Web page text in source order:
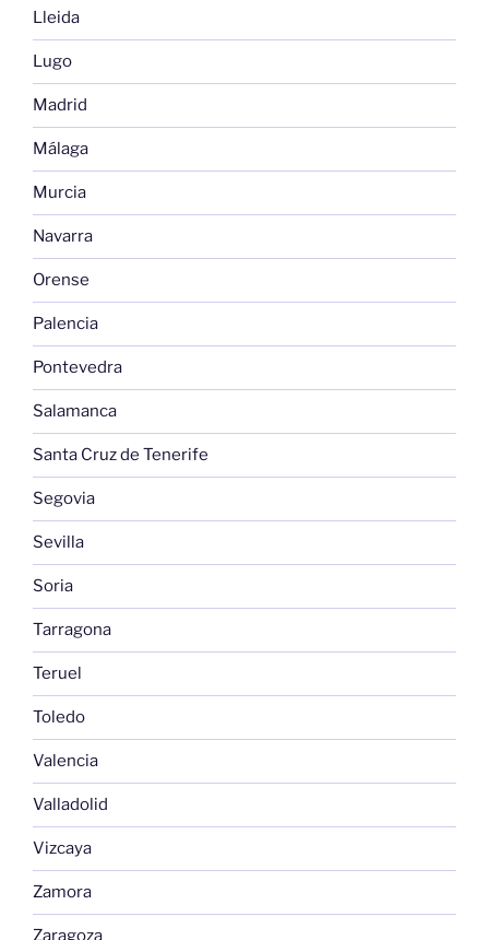
Lleida
Lugo
Madrid
Málaga
Murcia
Navarra
Orense
Palencia
Pontevedra
Salamanca
Santa Cruz de Tenerife
Segovia
Sevilla
Soria
Tarragona
Teruel
Toledo
Valencia
Valladolid
Vizcaya
Zamora
Zaragoza